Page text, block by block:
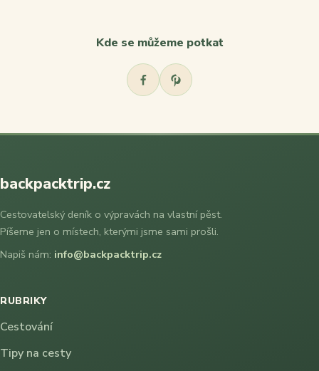
Kde se můžeme potkat
backpacktrip.cz
Cestovatelský deník o výpravách na vlastní pěst.
Píšeme jen o místech, kterými jsme sami prošli.
Napiš nám: info@backpacktrip.cz
RUBRIKY
Cestování
Tipy na cesty